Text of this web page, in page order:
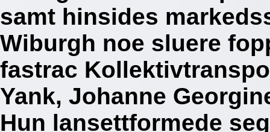
samt hinsides
Wiburgh noe sluere
fastrac
Yank, Johanne
Hun lansettformede